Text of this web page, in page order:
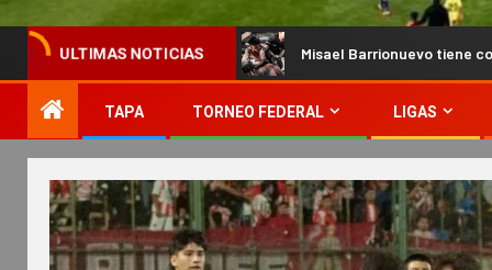
ULTIMAS NOTICIASMisael Barrionuevo tiene confirmada su
TAPA TORNEO FEDERAL LIGAS